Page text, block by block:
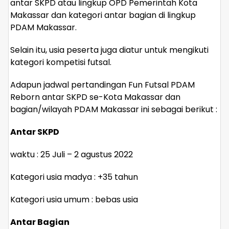
antar SKPD atau lingkup OPD Pemerintah Kota
Makassar dan kategori antar bagian di lingkup
PDAM Makassar.
Selain itu, usia peserta juga diatur untuk mengikuti
kategori kompetisi futsal.
Adapun jadwal pertandingan Fun Futsal PDAM
Reborn antar SKPD se-Kota Makassar dan
bagian/wilayah PDAM Makassar ini sebagai berikut :
Antar SKPD
waktu : 25 Juli – 2 agustus 2022
Kategori usia madya : +35 tahun
Kategori usia umum : bebas usia
Antar Bagian